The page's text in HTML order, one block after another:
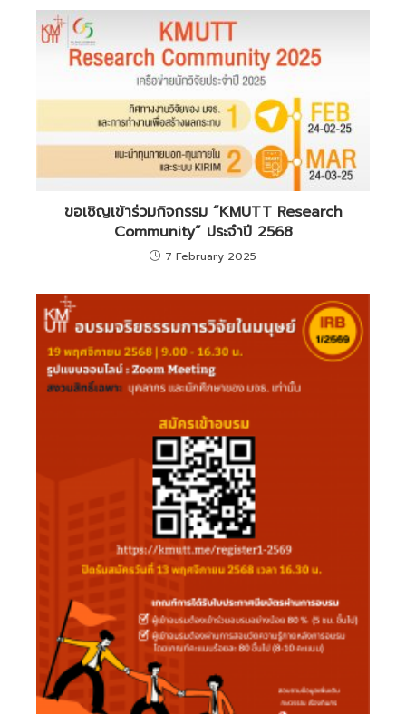
ขอเชิญเข้าร่วมกิจกรรม “KMUTT Research
Community” ประจำปี 2568
7 February 2025